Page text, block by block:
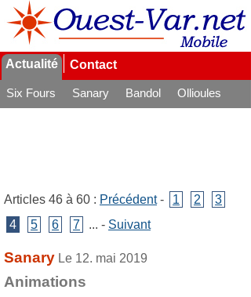
Actualité Contact
Six Fours Sanary Bandol
Ollioules
Articles 46 à 60 : Précédent- 1 2
3
4
5 6 7 ... - Suivant
Sanary Le 12. mai 2019
Animations